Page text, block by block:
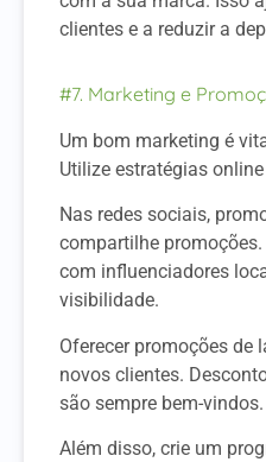
clientes e a reduzir a
#7. Marketing e
Um bom marketing é
Utilize estratégias
Nas redes sociais,
compartilhe
com influenciadores
visibilidade.
Oferecer promoções de
novos clientes.
são sempre bem-vindos.
Além disso, crie um